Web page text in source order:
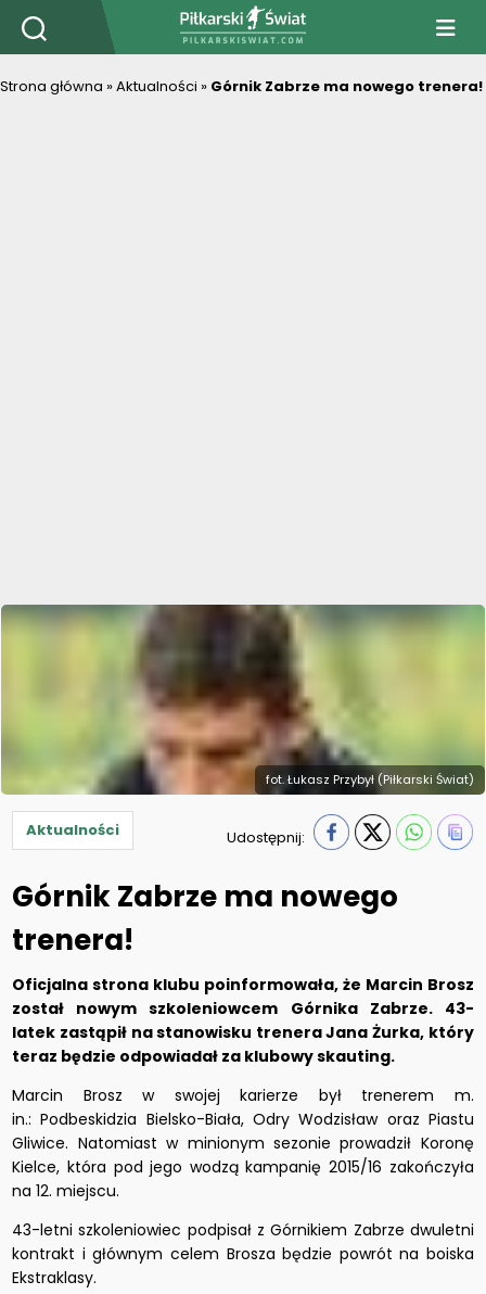
PiłkarskiSwiat.com
Strona główna »Aktualności » Górnik Zabrze ma nowego trenera!
fot. Łukasz Przybył (Piłkarski Świat)
Aktualności Udostępnij:
Górnik Zabrze ma nowego
trenera!
Oficjalna strona klubu poinformowała, że Marcin Brosz
został nowym szkoleniowcem Górnika Zabrze. 43-
latek zastąpił na stanowisku trenera Jana Żurka, który
teraz będzie odpowiadał za klubowy skauting.
Marcin Brosz w swojej karierze był trenerem m.
in.: Podbeskidzia Bielsko-Biała, Odry Wodzisław oraz Piastu
Gliwice. Natomiast w minionym sezonie prowadził Koronę
Kielce, która pod jego wodzą kampanię 2015/16 zakończyła
na 12. miejscu.
43-letni szkoleniowiec podpisał z Górnikiem Zabrze dwuletni
kontrakt i głównym celem Brosza będzie powrót na boiska
Ekstraklasy.